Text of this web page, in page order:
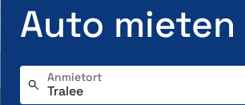
Auto mieten
Anmietort